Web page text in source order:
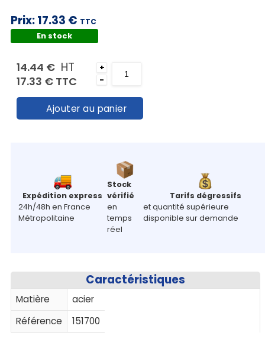
panier
Contact
Prix:17.33 € TTC
En stock
14.44 € HT
17.33 € TTC
+
-
Ajouter au panier
Expédition express
24h/48h en France
Métropolitaine
Stock
vérifié
en
temps
réel
Tarifs dégressifs
et quantité supérieure
disponible sur demande
Caractéristiques
Matière
acier
Référence
151700